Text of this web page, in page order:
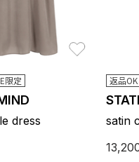
限定
dress
返品OK
satin